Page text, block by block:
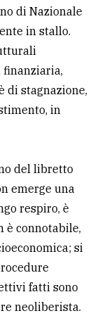
di Nazionale
in stallo.
finanziaria,
di stagnazione,
in
del libretto
emerge una
respiro, è
è connotabile,
si
fatti sono
neoliberista.